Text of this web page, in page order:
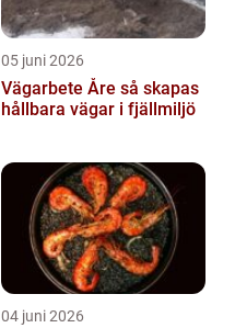
05 juni 2026
Vägarbete Åre så skapas
hållbara vägar i fjällmiljö
04 juni 2026